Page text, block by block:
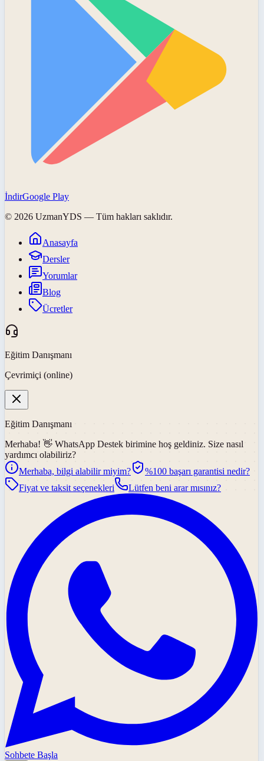
İndirGoogle Play
© 2026 UzmanYDS — Tüm hakları saklıdır.
Anasayfa
Dersler
Yorumlar
Blog
Ücretler
Eğitim Danışmanı
Çevrimiçi (online)
Eğitim Danışmanı
Merhaba! 👋 WhatsApp Destek birimine hoş geldiniz. Size nasıl
yardımcı olabiliriz?
Merhaba, bilgi alabilir miyim?
%100 başarı garantisi nedir?
Fiyat ve taksit seçenekleri
Lütfen beni arar mısınız?
Sohbete Başla